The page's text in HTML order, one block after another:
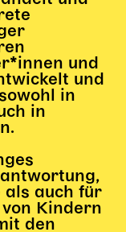
und
und
in
in
als auch für
Kindern
den